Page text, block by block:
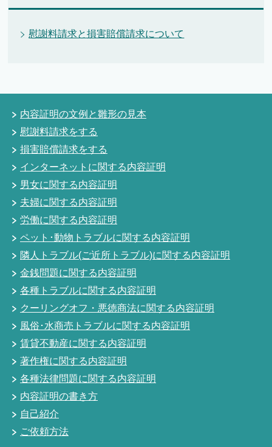
慰謝料請求と損害賠償請求について
内容証明の文例と雛形の見本
慰謝料請求をする
損害賠償請求をする
インターネットに関する内容証明
男女に関する内容証明
夫婦に関する内容証明
労働に関する内容証明
ペット･動物トラブルに関する内容証明
隣人トラブル(ご近所トラブル)に関する内容証明
金銭問題に関する内容証明
各種トラブルに関する内容証明
クーリングオフ・悪徳商法に関する内容証明
風俗･水商売トラブルに関する内容証明
賃貸不動産に関する内容証明
著作権に関する内容証明
各種法律問題に関する内容証明
内容証明の書き方
自己紹介
ご依頼方法